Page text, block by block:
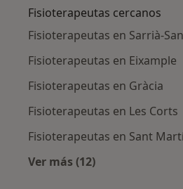
Fisioterapeutas cercanos
Fisioterapeutas en Sarrià-
Fisioterapeutas en Eixample
Fisioterapeutas en Gràcia
Fisioterapeutas en Les Corts
Fisioterapeutas en Sant
Ver más (12)